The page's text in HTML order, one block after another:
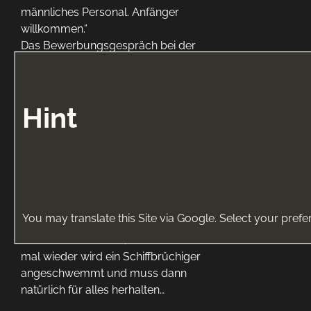
Hint
You may translate this Site via Google. Select your
männliches Personal. Anfänger
willkommen.“
Das Bewerbungsgespräch bei der
Schiffbrüchiger auf der Insel der
Amazonen
und auch sind nicht alle Amazonen
lesbisch. Sehr selten, aber doch immer
mal wieder wird ein Schiffbrüchiger
angeschwemmt und muss dann
natürlich für alles herhalten…